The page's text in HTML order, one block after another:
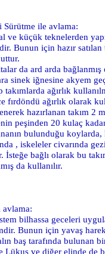
Sürütme ile avlama:
ve küçük teknelerden
Bunun için hazır satılan
da ard arda bağlanmış
sinek iğnesine akyem
takımlarda ağırlık
fırdöndü ağırlık olarak
hazırlanan takım 2
peşinden 20 kulaç
bulunduğu koylarda,
, iskeleler civarında
İsteğe bağlı olarak bu
da kullanılır.
avlama:
bilhassa geceleri
Bunun için yavaş
baş tarafında bulunan
Lükus ve diğer elinde de